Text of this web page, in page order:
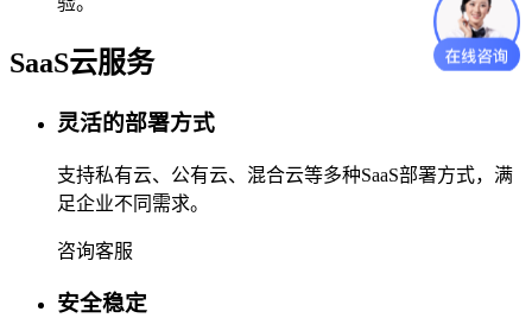
SaaS云服务
灵活的部署方式
支持私有云、公有云、混合云等多种SaaS部署方式，满
足企业不同需求。
咨询客服
安全稳定